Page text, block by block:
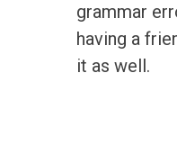
grammar
having a
it as well.